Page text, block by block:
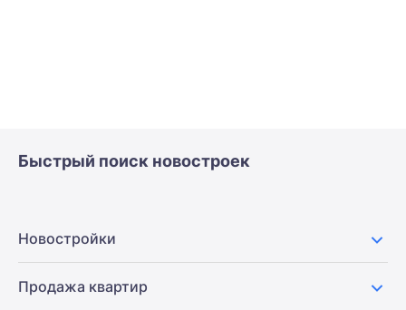
Быстрый поиск новостроек
Новостройки
Продажа квартир